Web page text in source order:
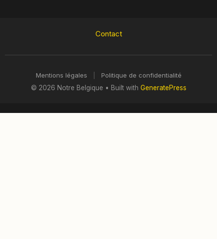
Contact
Mentions légales
Politique de confidentialité
© 2026 Notre Belgique • Built with GeneratePress